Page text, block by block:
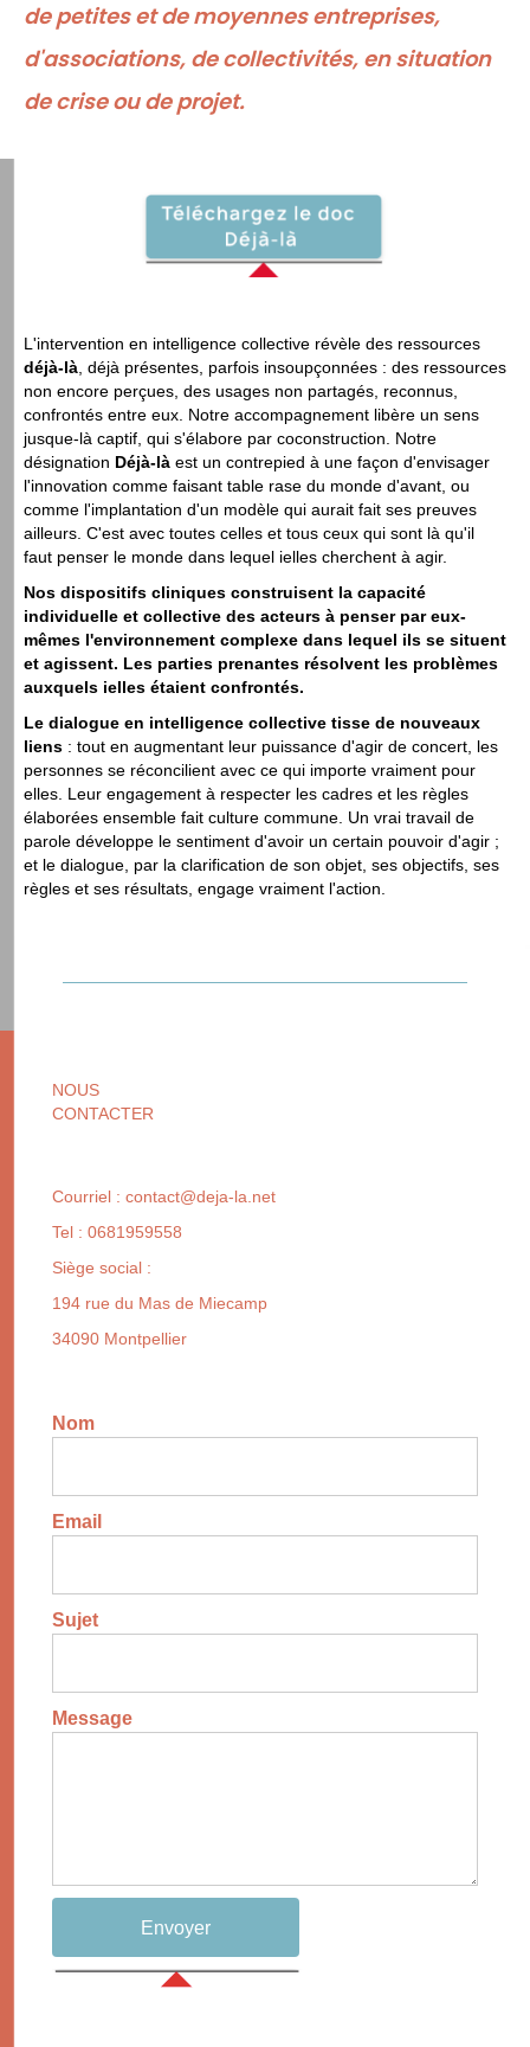
de petites et de moyennes entreprises,
d'associations, de collectivités, en situation
de crise ou de projet.
L'intervention en intelligence collective révèle des ressources
déjà-là , déjà présentes, parfois insoupçonnées : des ressources
non encore perçues, des usages non partagés, reconnus,
confrontés entre eux. Notre accompagnement libère un sens
jusque-là captif, qui s'élabore par coconstruction. Notre
désignation Déjà-là est un contrepied à une façon d'envisager
l'innovation comme faisant table rase du monde d'avant, ou
comme l'implantation d'un modèle qui aurait fait ses preuves
ailleurs. C'est avec toutes celles et tous ceux qui sont là qu'il
faut penser le monde dans lequel ielles cherchent à agir.
Nos dispositifs cliniques construisent la capacité
individuelle et collective des acteurs à penser par eux-
mêmes l'environnement complexe dans lequel ils se situent
et agissent. Les parties prenantes résolvent les problèmes
auxquels ielles étaient confrontés.
Le dialogue en intelligence collective tisse de nouveaux
liens : tout en augmentant leur puissance d'agir de concert, les
personnes se réconcilient avec ce qui importe vraiment pour
elles. Leur engagement à respecter les cadres et les règles
élaborées ensemble fait culture commune. Un vrai travail de
parole développe le sentiment d'avoir un certain pouvoir d'agir ;
et le dialogue, par la clarification de son objet, ses objectifs, ses
règles et ses résultats, engage vraiment l'action.
NOUS
CONTACTER
Courriel : contact@deja-la.net
Tel : 0681959558
Siège social :
194 rue du Mas de Miecamp
34090 Montpellier
Nom
Email
Sujet
Message
Envoyer